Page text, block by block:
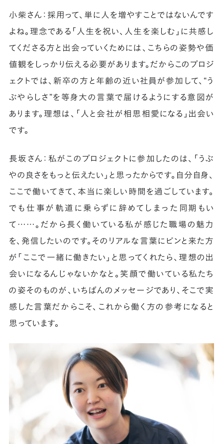
小柴さん：採用って、単に人を増やすことではないんです
よね。理念である「人生を祝い、人生を楽しむ」に共感し
てくださる方と出会っていくためには、こちらの姿勢や価
値観をしっかり伝える必要があります。だからこのプロジ
ェクトでは、新卒の方と年齢の近い社員が参加して、“う
ぶやらしさ”を等身大の言葉で届けるようにする意図が
あります。理想は、「人と会社が相思相愛になる」出会い
です。
長坂さん：私がこのプロジェクトに参加したのは、「うぶ
やの良さをもっと伝えたい」と思ったからです。自分自身、
ここで働いてきて、本当に楽しい時間を過ごしています。
でも仕事が軌道に乗らずに辞めてしまった同期もい
て……。だから長く働いている私が感じた職場の魅力
を、発信したいのです。そのリアルな言葉にピンと来た方
が「ここで一緒に働きたい」と思ってくれたら、理想の出
会いになるんじゃないかなと。笑顔で働いている私たち
の姿そのものが、いちばんのメッセージであり、そこで実
感した言葉だからこそ、これから働く方の参考になると
思っています。